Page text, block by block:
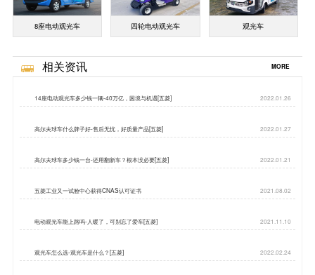
8座电动观光车 四轮电动观光车 观光车
相关资讯 MORE
14座电动观光车多少钱一辆-40万亿，困境与机遇[五菱] 2022.01.26
高尔夫球车什么牌子好-售后无忧，好质量产品[五菱] 2022.01.27
高尔夫球车多少钱一台-还用翻新车？根本没必要[五菱] 2022.01.21
五菱工业又一试验中心获得CNAS认可证书 2021.08.02
电动观光车能上路吗-人暖了，可别忘了爱车[五菱] 2021.11.10
观光车怎么选-观光车是什么？[五菱] 2022.02.24